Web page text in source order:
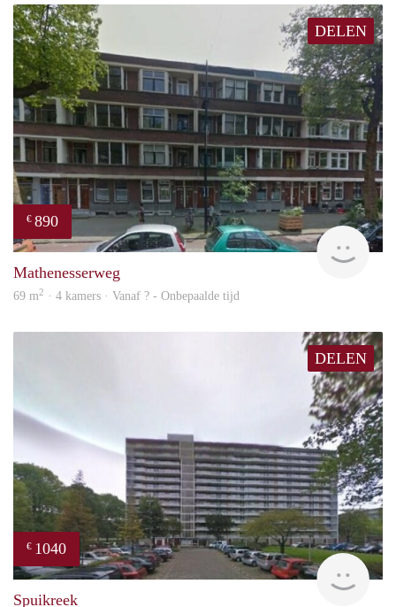
DELEN
€ 890
Mathenesserweg
69 m2 · 4 kamers · Vanaf ? - Onbepaalde tijd
DELEN
€ 1040
Spuikreek